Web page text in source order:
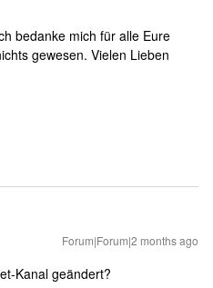
bedanke mich für alle Eure
gewesen. Vielen Lieben
Forum|Forum|2 months ago
Kanal geändert?